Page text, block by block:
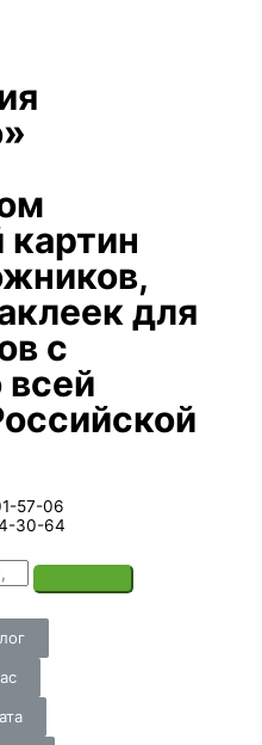
для
с
всей
57-06
30-64